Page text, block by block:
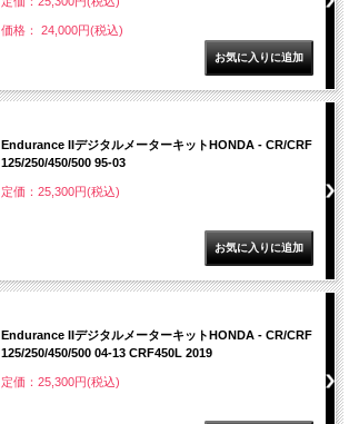
価格： 24,000円(税込)
Endurance IIデジタルメーターキットHONDA - CR/CRF
125/250/450/500 95-03
定価：25,300円(税込)
Endurance IIデジタルメーターキットHONDA - CR/CRF
125/250/450/500 04-13 CRF450L 2019
定価：25,300円(税込)